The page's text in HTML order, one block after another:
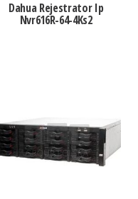
Dahua Rejestrator Ip
Nvr616R-64-4Ks2